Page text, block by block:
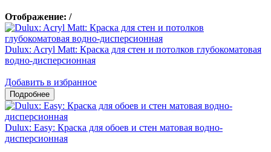
Отображение: /
Dulux: Acryl Matt: Краска для стен и потолков глубокоматовая
водно-дисперсионная
Добавить в избранное
Dulux: Easy: Краска для обоев и стен матовая водно-
дисперсионная